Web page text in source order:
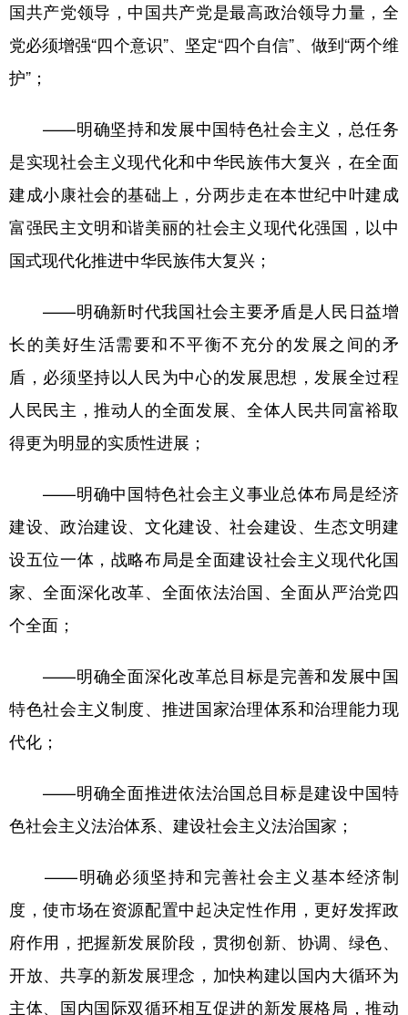
国共产党领导，中国共产党是最高政治领导力量，全
党必须增强“四个意识”、坚定“四个自信”、做到“两个维
护”；
——明确坚持和发展中国特色社会主义，总任务
是实现社会主义现代化和中华民族伟大复兴，在全面
建成小康社会的基础上，分两步走在本世纪中叶建成
富强民主文明和谐美丽的社会主义现代化强国，以中
国式现代化推进中华民族伟大复兴；
——明确新时代我国社会主要矛盾是人民日益增
长的美好生活需要和不平衡不充分的发展之间的矛
盾，必须坚持以人民为中心的发展思想，发展全过程
人民民主，推动人的全面发展、全体人民共同富裕取
得更为明显的实质性进展；
——明确中国特色社会主义事业总体布局是经济
建设、政治建设、文化建设、社会建设、生态文明建
设五位一体，战略布局是全面建设社会主义现代化国
家、全面深化改革、全面依法治国、全面从严治党四
个全面；
——明确全面深化改革总目标是完善和发展中国
特色社会主义制度、推进国家治理体系和治理能力现
代化；
——明确全面推进依法治国总目标是建设中国特
色社会主义法治体系、建设社会主义法治国家；
——明确必须坚持和完善社会主义基本经济制
度，使市场在资源配置中起决定性作用，更好发挥政
府作用，把握新发展阶段，贯彻创新、协调、绿色、
开放、共享的新发展理念，加快构建以国内大循环为
主体、国内国际双循环相互促进的新发展格局，推动